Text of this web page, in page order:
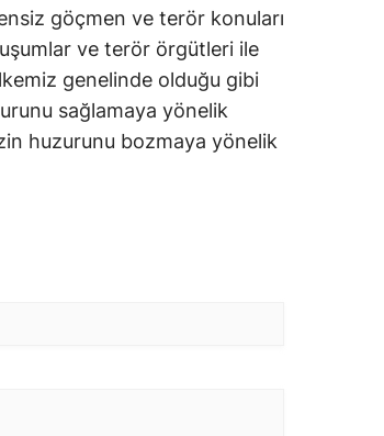
göçmen ve terör konuları
ve terör örgütleri ile
genelinde olduğu gibi
sağlamaya yönelik
huzurunu bozmaya yönelik
dedi.